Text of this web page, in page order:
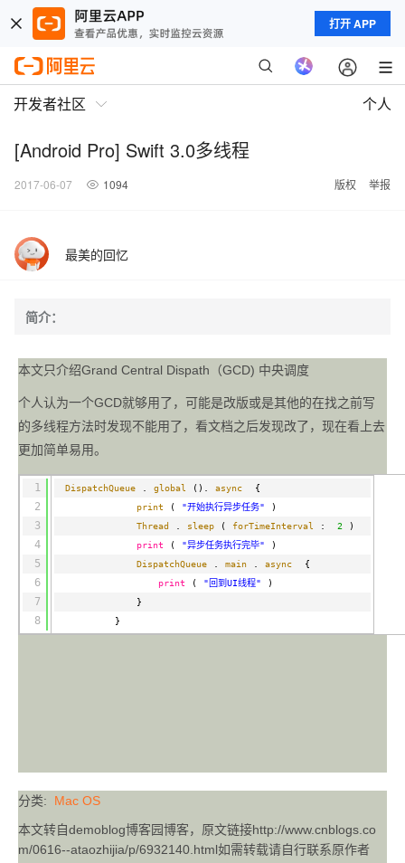
打开 APP
开发者社区 个人
[Android Pro] Swift 3.0多线程
2017-06-07 1094 版权 举报
最美的回忆
简介：
本文只介绍Grand Central Dispath（GCD) 中央调度
个人认为一个GCD就够用了，可能是改版或是其他的在找之前写
的多线程方法时发现不能用了，看文档之后发现改了，现在看上去
更加简单易用。
1
2
3
4
5
6
7
8
DispatchQueue global (). async
{
print
( "开始执行异步任务"
)
Thread
sleep ( forTimeInterval : 2
)
print
( "异步任务执行完毕"
)
DispatchQueue
main async
{
print
( "回到UI线程"
)
}
}
分类: Mac OS
本文转自demoblog博客园博客，原文链接http://www.cnblogs.co
m/0616--ataozhijia/p/6932140.html如需转载请自行联系原作者